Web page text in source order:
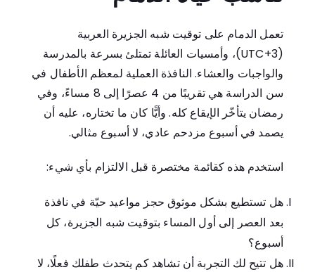
تعمل الدمام على توقيت شبه الجزيرة العربية
(UTC+3)، وأمسيات العائلة تمتلئ بسرعة بالمدرسة
والواجبات والعشاء. النافذة العملية لمعظم الأطفال في
سن الدراسة هي تقريبًا من 4 عصرًا إلى 8 مساءً، وفي
رمضان يتأخّر الإيقاع كله. وأيًّا كان ما تختاره، عليه أن
يصمد في أسبوع مزدحم عادي، لا أسبوع مثالي.
استخدم هذه كقائمة مختصرة قبل الالتزام بأي شيء:
هل تستطيع بشكل موثوق حجز مواعيد حيّة في نافذة
بعد العصر إلى أول المساء بتوقيت شبه الجزيرة، كل
أسبوع؟
هل تتيح لك التجربة أن تشاهد كم يتحدث طفلك فعلًا، لا